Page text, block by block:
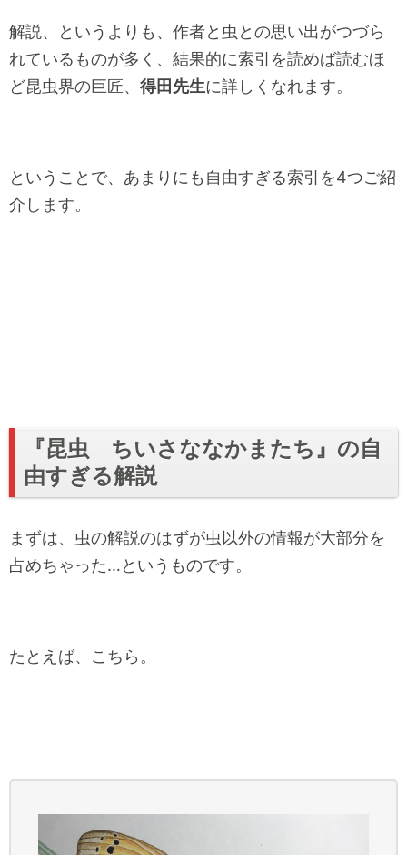
解説、というよりも、作者と虫との思い出がつづら
れているものが多く、結果的に索引を読めば読むほ
ど昆虫界の巨匠、 得田先生に詳しくなれます。
ということで、あまりにも自由すぎる索引を4つご紹
介します。
『昆虫 ちいさななかまたち』の自
由すぎる解説
まずは、虫の解説のはずが虫以外の情報が大部分を
占めちゃった…というものです。
たとえば、こちら。